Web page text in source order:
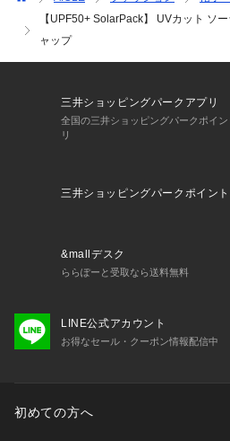
【UPF50+ SolarPack】 UVカット ソ
ャップ
三井ショッピングパークアプリ
全国の三井ショッピングパークポイ
リ
三井ショッピングパークポイント
&mallデスク
ららぽーと受取なら送料無料
LINE公式アカウント
お得なセール・クーポン情報配信中
初めての方へ